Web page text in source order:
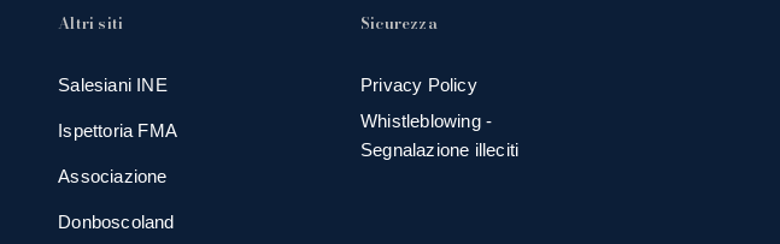
Altri siti
Salesiani INE
Ispettoria FMA
Associazione
Donboscoland
Sicurezza
Privacy Policy
Whistleblowing -
Segnalazione illeciti